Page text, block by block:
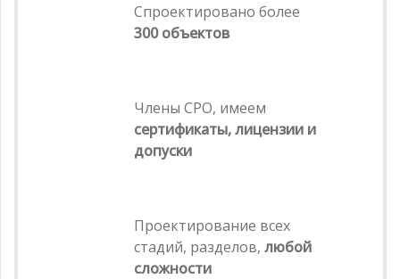
Спроектировано более
300 объектов
Члены СРО, имеем
сертификаты, лицензии и
допуски
Проектирование всех
стадий, разделов, любой
сложности